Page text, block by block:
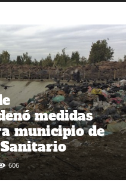
medidas
municipio de
606